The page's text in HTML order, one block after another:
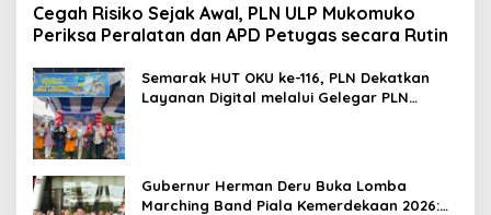
Cegah Risiko Sejak Awal, PLN ULP Mukomuko
Periksa Peralatan dan APD Petugas secara Rutin
Semarak HUT OKU ke-116, PLN Dekatkan
Layanan Digital melalui Gelegar PLN
Gubernur Herman Deru Buka Lomba
Marching Band Piala Kemerdekaan 2026: